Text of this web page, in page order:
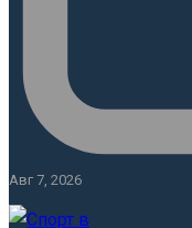
Авг 7, 2026